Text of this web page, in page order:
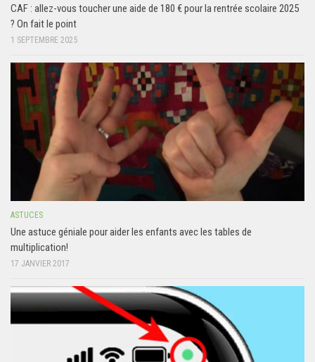
CAF : allez-vous toucher une aide de 180 € pour la rentrée scolaire 2025
? On fait le point
1 SEPTEMBRE 2025
ASTUCES
Une astuce géniale pour aider les enfants avec les tables de
multiplication!
17 JANVIER 2017